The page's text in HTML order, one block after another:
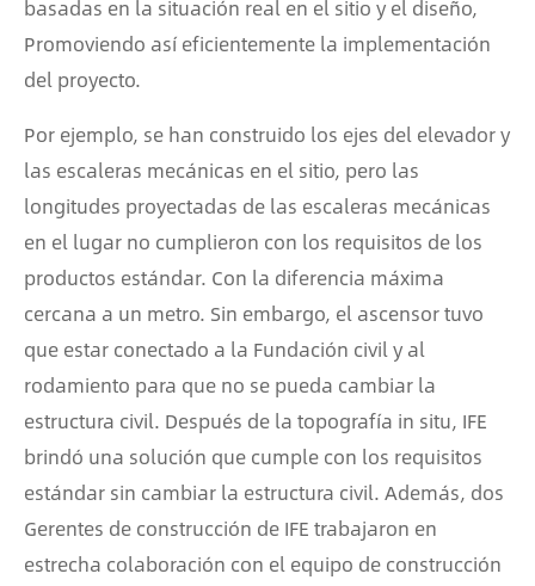
basadas en la situación real en el sitio y el diseño,
Promoviendo así eficientemente la implementación
del proyecto.
Por ejemplo, se han construido los ejes del elevador y
las escaleras mecánicas en el sitio, pero las
longitudes proyectadas de las escaleras mecánicas
en el lugar no cumplieron con los requisitos de los
productos estándar. Con la diferencia máxima
cercana a un metro. Sin embargo, el ascensor tuvo
que estar conectado a la Fundación civil y al
rodamiento para que no se pueda cambiar la
estructura civil. Después de la topografía in situ, IFE
brindó una solución que cumple con los requisitos
estándar sin cambiar la estructura civil. Además, dos
Gerentes de construcción de IFE trabajaron en
estrecha colaboración con el equipo de construcción